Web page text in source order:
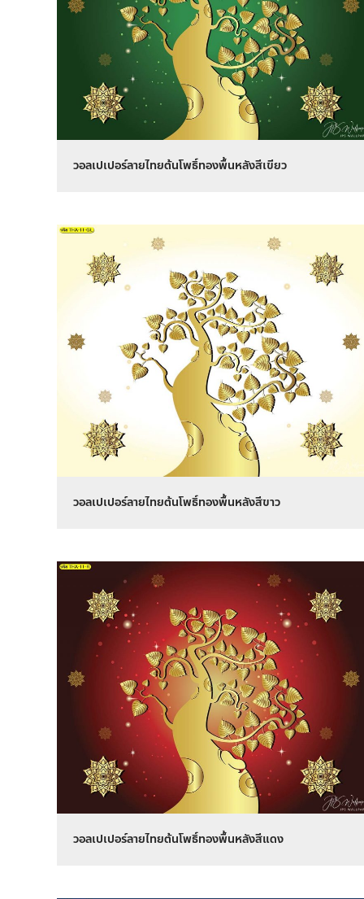
วอลเปเปอร์ลายไทยต้นโพธิ์ทองพื้นหลังสีเขียว
วอลเปเปอร์ลายไทยต้นโพธิ์ทองพื้นหลังสีขาว
วอลเปเปอร์ลายไทยต้นโพธิ์ทองพื้นหลังสีแดง